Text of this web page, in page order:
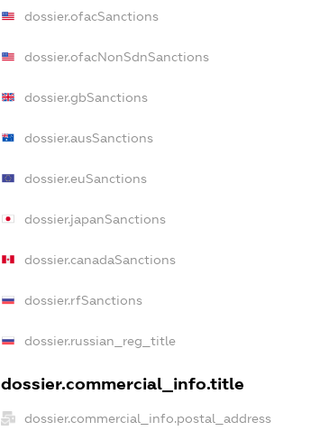
dossier.ofacSanctions
dossier.ofacNonSdnSanctions
dossier.gbSanctions
dossier.ausSanctions
dossier.euSanctions
dossier.japanSanctions
dossier.canadaSanctions
dossier.rfSanctions
dossier.russian_reg_title
dossier.commercial_info.title
dossier.commercial_info.postal_address